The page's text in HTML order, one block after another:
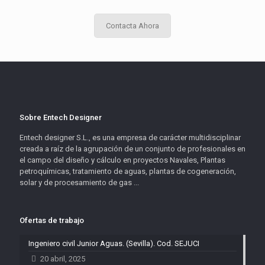
Contacta Ahora
Sobre Entech Designer
Entech designer S.L., es una empresa de carácter multidisciplinar
creada a raíz de la agrupación de un conjunto de profesionales en
el campo del diseño y cálculo en proyectos Navales, Plantas
petroquímicas, tratamiento de aguas, plantas de cogeneración,
solar y de procesamiento de gas ...
Ofertas de trabajo
Ingeniero civil Junior Aguas. (Sevilla). Cod. SEJUCI
20 abril, 2025